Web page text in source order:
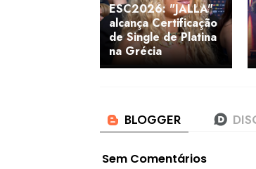
ESC2026: "JALLA"
alcança Certificação
de Single de Platina
na Grécia
Sem Comentários